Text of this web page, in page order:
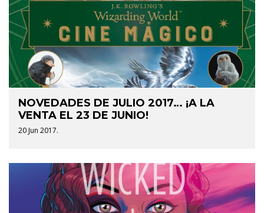
NOVEDADES DE JULIO 2017… ¡A LA
VENTA EL 23 DE JUNIO!
20 Jun 2017.